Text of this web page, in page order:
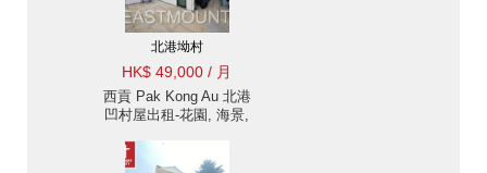
北港坳村
HK$ 49,000 / 月
西貢 Pak Kong Au 北港
凹村屋出租-花園, 海景,